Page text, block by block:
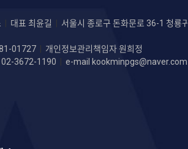
대표 최윤길
서울시 종로구 돈화문로 36-1 청룡
01727
개인정보관리책임자 원희정
3672-1190 e-mail kookminpgs@naver.com